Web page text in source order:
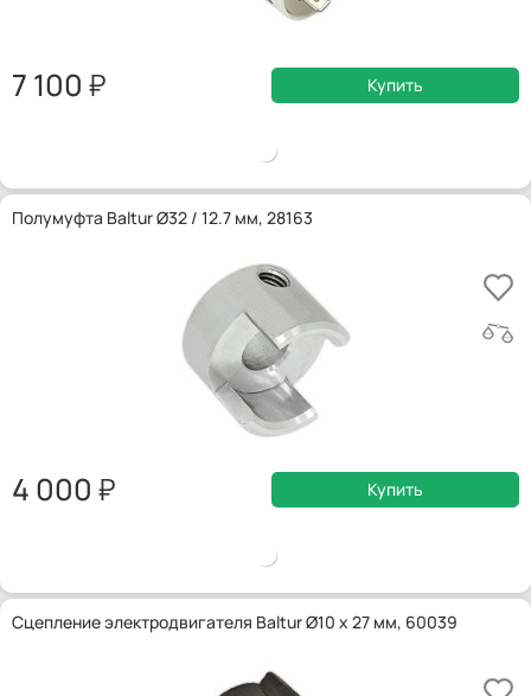
7 100 Купить
Полумуфта Baltur Ø32 / 12.7 мм, 28163
4 000 Купить
Сцепление электродвигателя Baltur Ø10 x 27 мм, 60039